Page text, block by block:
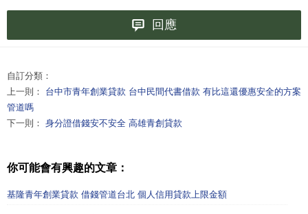
回應
自訂分類：
上一則： 台中市青年創業貸款 台中民間代書借款 有比這還優惠安全的方案
管道嗎
下一則： 身分證借錢安不安全 高雄青創貸款
你可能會有興趣的文章：
基隆青年創業貸款 借錢管道台北 個人信用貸款上限金額